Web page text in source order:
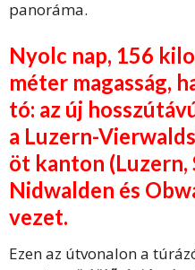
panoráma.
Nyolc nap, 156
méter magasság,
tó: az új
a Luzern-
öt kanton (Luzern,
Nidwalden és
vezet.
Ezen az útvonalon a